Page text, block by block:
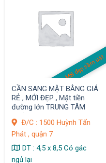
MB đẹp sầm uất
CẦN SANG MẶT BẰNG GIÁ
RẺ , MỚI ĐẸP , Mặt tiền
đường lớn TRUNG TÂM
Đ/C : 1500 Huỳnh Tấn
Phát , quận 7
DT : 4,5 x 8,5 Có gác
ngủ lại